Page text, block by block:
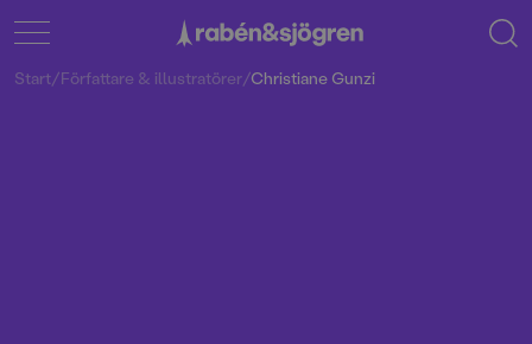
Start/Författare & illustratörer/Christiane Gunzi